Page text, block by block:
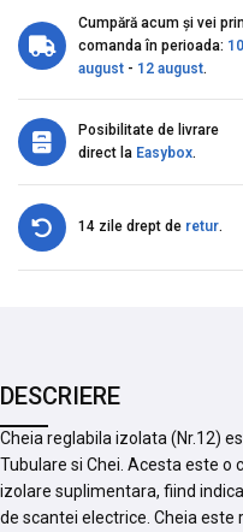
Cumpără acum și vei
comanda în perioada: 10
august - 12 august.
Posibilitate de livrare
direct la Easybox.
14 zile drept de retur.
DESCRIERE
Cheia reglabila izolata (Nr.12)
Tubulare si Chei. Acesta este o
izolare suplimentara, fiind
de scantei electrice. Cheia